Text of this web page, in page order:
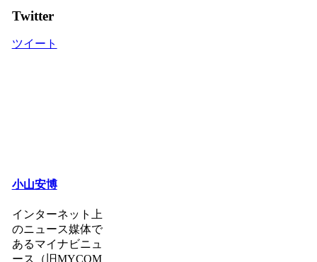
Twitter
ツイート
小山安博
インターネット上
のニュース媒体で
あるマイナビニュ
ース（旧MYCOM